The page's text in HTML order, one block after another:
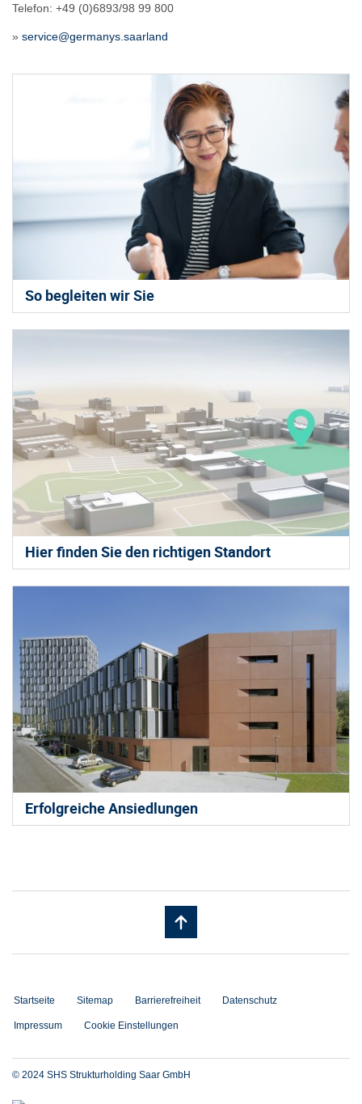
Telefon: +49 (0)6893/98 99 800
» service@germanys.saarland
So begleiten wir Sie
Hier finden Sie den richtigen Standort
Erfolgreiche Ansiedlungen
Startseite Sitemap Barrierefreiheit Datenschutz
Impressum Cookie Einstellungen
© 2024 SHS Strukturholding Saar GmbH